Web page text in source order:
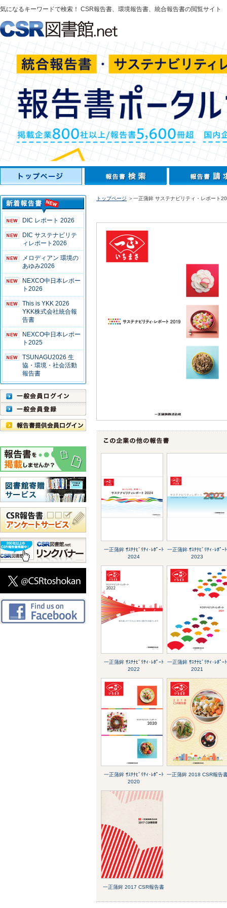
気になるキーワードで検索！ CSR報告書、環境報告書、統合報告書の閲覧サイト
DIC レポート 2026
DIC サステナビリテ
ィレポート2026
メロディアン 環境の
あゆみ2026
NEXCO中日本レポー
ト2026
This is YKK 2026
YKK株式会社統合報
告書
NEXCO中日本レポー
ト2025
TSUNAGU2026 生
協・環境・社会活動
報告書
トップページ ＞一正蒲鉾 サステナビリティ・レポート
一正蒲鉾 ｻｽﾃﾅﾋﾞﾘﾃｨ･ﾚﾎﾟｰﾄ
2024
一正蒲鉾 ｻｽﾃﾅﾋﾞﾘﾃｨ･ﾚﾎﾟｰﾄ
2023
一正蒲鉾 ｻｽﾃﾅﾋﾞﾘﾃｨ･ﾚﾎﾟｰﾄ
2022
一正蒲鉾 ｻｽﾃﾅﾋﾞﾘﾃｨ･ﾚﾎﾟｰﾄ
2021
一正蒲鉾 ｻｽﾃﾅﾋﾞﾘﾃｨ･ﾚﾎﾟｰﾄ
2020
一正蒲鉾 2018 CSR報告
一正蒲鉾 2017 CSR報告書